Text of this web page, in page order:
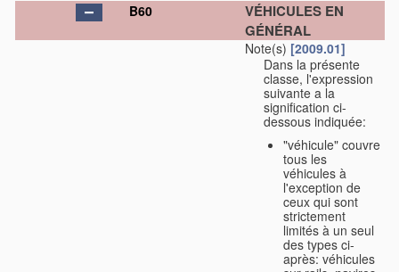
B60
VÉHICULES EN
GÉNÉRAL
Note(s) [2009.01]
Dans la présente
classe, l'expression
suivante a la
signification ci-
dessous indiquée:
"véhicule" couvre
tous les
véhicules à
l'exception de
ceux qui sont
strictement
limités à un seul
des types ci-
après: véhicules